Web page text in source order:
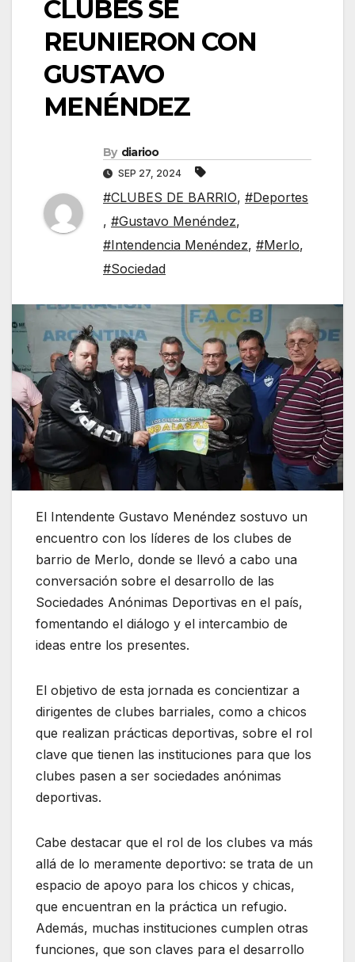
CLUBES SE
REUNIERON CON
GUSTAVO
MENÉNDEZ
By diarioo
SEP 27, 2024
#CLUBES DE BARRIO, #Deportes
, #Gustavo Menéndez,
#Intendencia Menéndez, #Merlo,
#Sociedad
El Intendente Gustavo Menéndez sostuvo un
encuentro con los líderes de los clubes de
barrio de Merlo, donde se llevó a cabo una
conversación sobre el desarrollo de las
Sociedades Anónimas Deportivas en el país,
fomentando el diálogo y el intercambio de
ideas entre los presentes.
El objetivo de esta jornada es concientizar a
dirigentes de clubes barriales, como a chicos
que realizan prácticas deportivas, sobre el rol
clave que tienen las instituciones para que los
clubes pasen a ser sociedades anónimas
deportivas.
Cabe destacar que el rol de los clubes va más
allá de lo meramente deportivo: se trata de un
espacio de apoyo para los chicos y chicas,
que encuentran en la práctica un refugio.
Además, muchas instituciones cumplen otras
funciones, que son claves para el desarrollo